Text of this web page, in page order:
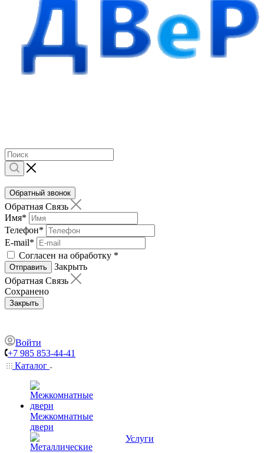
Обратный звонок
Обратная Связь
Имя*
Телефон*
E-mail*
Согласен на обработку *
Отправить
Закрыть
Обратная Связь
Сохранено
Закрыть
Войти
+7 985 853-44-41
Каталог
Межкомнатные
двери
Услуги